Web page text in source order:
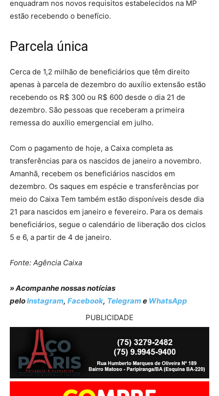
enquadram nos novos requisitos estabelecidos na MP
estão recebendo o benefício.
Parcela única
Cerca de 1,2 milhão de beneficiários que têm direito
apenas à parcela de dezembro do auxílio extensão estão
recebendo os R$ 300 ou R$ 600 desde o dia 21 de
dezembro. São pessoas que receberam a primeira
remessa do auxílio emergencial em julho.
Com o pagamento de hoje, a Caixa completa as
transferências para os nascidos de janeiro a novembro.
Amanhã, recebem os beneficiários nascidos em
dezembro. Os saques em espécie e transferências por
meio do Caixa Tem também estão disponíveis desde dia
21 para nascidos em janeiro e fevereiro. Para os demais
beneficiários, segue o calendário de liberação dos ciclos
5 e 6, a partir de 4 de janeiro.
Fonte: Agência Caixa
» Acompanhe nossas notícias
peloInstagram, Facebook, Telegram e WhatsApp
PUBLICIDADE